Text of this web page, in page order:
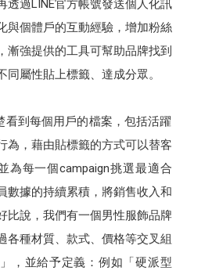
透過LINE官方帳號發送個人化訊
與個體戶的互動經驗，增加粉絲
漸強提供的工具可幫助品牌找到
同屬性貼上標籤、達成分眾。
看到每個用戶的檔案，包括活躍
為，藉由貼標籤的方式可以替客
為每一個campaign挑選最適合
數據的持續累積，將銷售收入和
比說，我們有一個男性服飾品牌
各種材質、款式、價格等交叉組
，並給予定義：例如「硬派型